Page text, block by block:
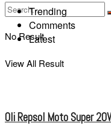
No Result
View All Result
Trending
Comments
Latest
Oli Repsol Moto Super